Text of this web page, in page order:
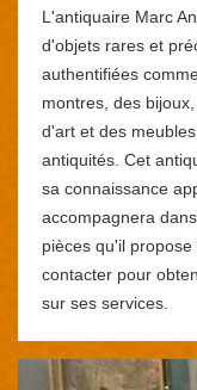
L'antiquaire Marc
d'objets rares et
authentifiées
montres, des
d'art et des
antiquités. Cet
sa connaissance
accompagnera
pièces qu'il
contacter pour
sur ses services.